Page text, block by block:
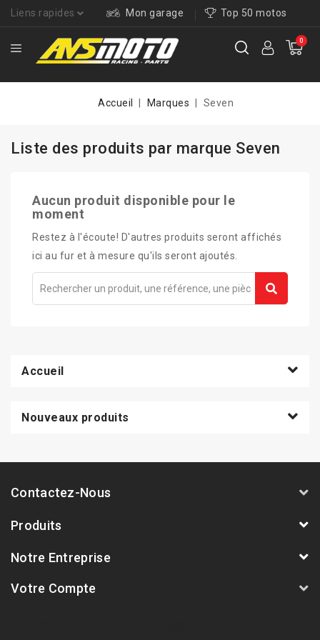
Liens rapides Mon garage Top 50 motos
0
Accueil Marques Seven
Liste des produits par marque Seven
Aucun produit disponible pour le
moment
Restez à l'écoute! D'autres produits seront affichés
ici au fur et à mesure qu'ils seront ajoutés.
Accueil
Nouveaux produits
Contactez-Nous
Produits
Notre Entreprise
Votre Compte